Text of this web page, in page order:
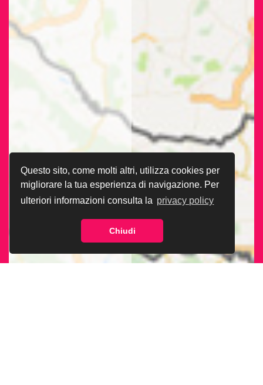
Questo sito, come molti altri, utilizza cookies per
migliorare la tua esperienza di navigazione. Per
ulteriori informazioni consulta la privacy policy
Chiudi